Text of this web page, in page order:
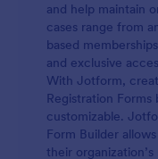
and help maintain
cases range from
based
and exclusive
With Jotform,
Registration
customizable.
Form Builder
their